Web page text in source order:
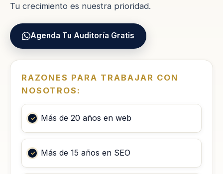
Tu crecimiento es nuestra prioridad.
Agenda Tu Auditoría Gratis
RAZONES PARA TRABAJAR CON
NOSOTROS:
Más de 20 años en web
Más de 15 años en SEO